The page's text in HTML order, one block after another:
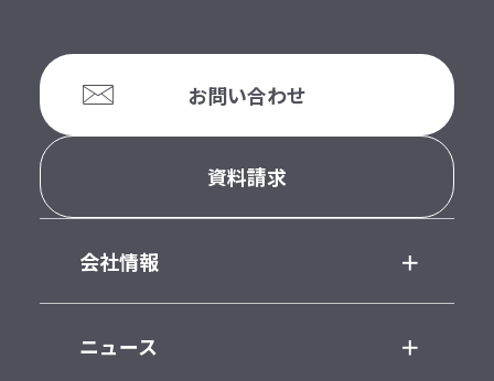
お問い合わせ
資料請求
会社情報
ニュース